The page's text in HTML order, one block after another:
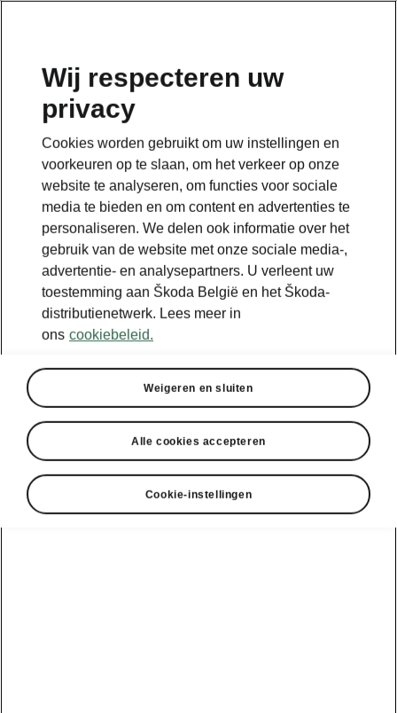
Plan je reis hier
Powerpass stations
Selected partners
IONITY
Standard stations
Wij respecteren uw
privacy
Cookies worden gebruikt om uw instellingen en
voorkeuren op te slaan, om het verkeer op onze
website te analyseren, om functies voor sociale
media te bieden en om content en advertenties te
personaliseren. We delen ook informatie over het
gebruik van de website met onze sociale media-,
advertentie- en analysepartners. U verleent uw
toestemming aan Škoda België en het Škoda-
distributienetwerk. Lees meer in
ons cookiebeleid.
Weigeren en sluiten
Alle cookies accepteren
Cookie-instellingen